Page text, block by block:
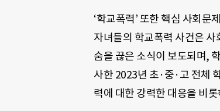
‘학교폭력’ 또한 핵심 사회
자녀들의 학교폭력 사건은
숨을 끊은 소식이 보도되며,
사한 2023년 초·중·고 전체
력에 대한 강력한 대응을 비